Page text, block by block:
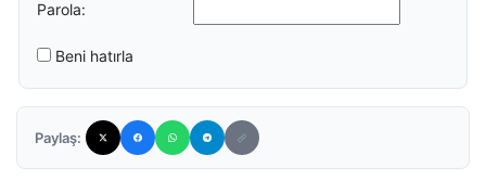
Parola:
Beni hatırla
Paylaş: